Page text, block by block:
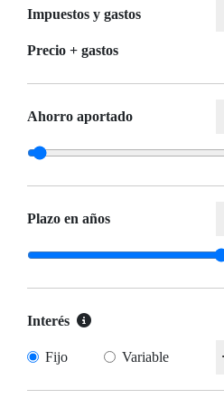
Impuestos y gastos
Precio + gastos
Ahorro aportado
Plazo en años
Interés
Fijo Variable